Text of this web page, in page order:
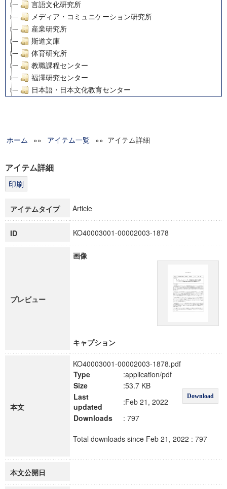
言語文化研究所
メディア・コミュニケーション研究所
産業研究所
斯道文庫
体育研究所
教職課程センター
福澤研究センター
日本語・日本文化教育センター
グローバルリサーチインスティテュート
科学研究費補助金研究成果報告書
博士課程教育リーディングプログラム「超成熟社会発展のサ
ホーム »» アイテム一覧 »» アイテム詳細
アイテム詳細
アイテムタイプ Article
ID KO40003001-00002003-1878
プレビュー
画像
キャプション
本文
KO40003001-00002003-1878.pdf
Type
:application/pdf
Download
Size
:53.7 KB
Last
updated
:Feb 21, 2022
Downloads
: 797
Total downloads since Feb 21, 2022 : 797
本文公開日